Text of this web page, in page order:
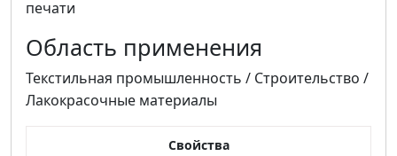
печати
Область применения
Текстильная промышленность / Строительство /
Лакокрасочные материалы
Свойства